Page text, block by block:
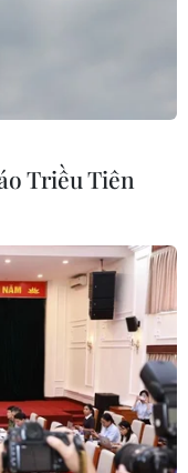
Triều Tiên